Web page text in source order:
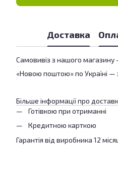
Доставка
Самовивіз з нашого
«Новою поштою» по Україні —
Більше інформації про
Готівкою при отриманні
Кредитною карткою
Гарантія від виробника 12